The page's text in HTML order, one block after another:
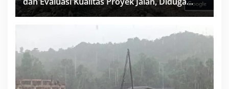
Minim Informasi